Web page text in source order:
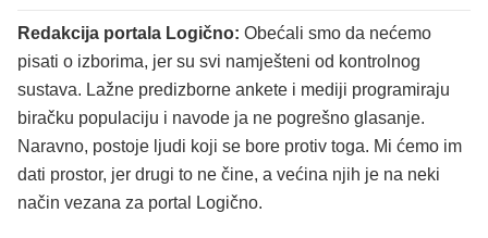
Redakcija portala Logično: Obećali smo da nećemo
pisati o izborima, jer su svi namješteni od kontrolnog
sustava. Lažne predizborne ankete i mediji programiraju
biračku populaciju i navode ja ne pogrešno glasanje.
Naravno, postoje ljudi koji se bore protiv toga. Mi ćemo im
dati prostor, jer drugi to ne čine, a većina njih je na neki
način vezana za portal Logično.